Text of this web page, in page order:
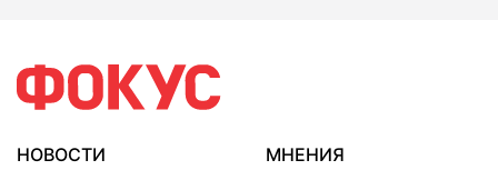
НОВОСТИ
МНЕНИЯ